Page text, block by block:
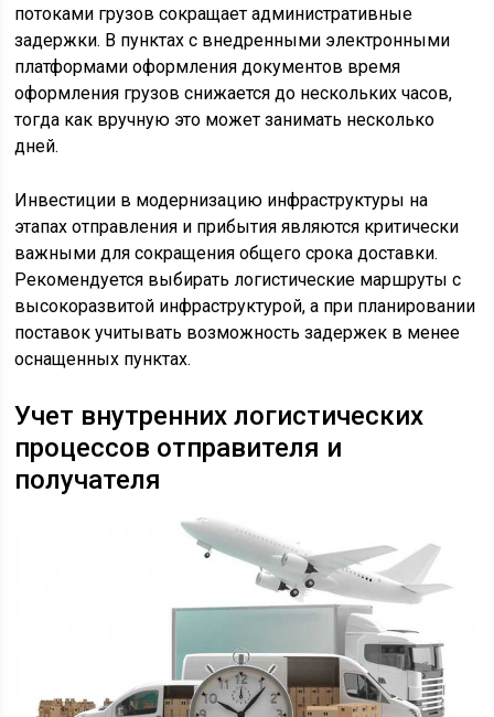
потоками грузов сокращает административные
задержки. В пунктах с внедренными электронными
платформами оформления документов время
оформления грузов снижается до нескольких часов,
тогда как вручную это может занимать несколько
дней.
Инвестиции в модернизацию инфраструктуры на
этапах отправления и прибытия являются критически
важными для сокращения общего срока доставки.
Рекомендуется выбирать логистические маршруты с
высокоразвитой инфраструктурой, а при планировании
поставок учитывать возможность задержек в менее
оснащенных пунктах.
Учет внутренних логистических
процессов отправителя и
получателя